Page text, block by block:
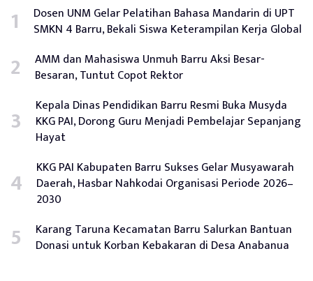
Dosen UNM Gelar Pelatihan Bahasa Mandarin di UPT
SMKN 4 Barru, Bekali Siswa Keterampilan Kerja Global
AMM dan Mahasiswa Unmuh Barru Aksi Besar-
Besaran, Tuntut Copot Rektor
Kepala Dinas Pendidikan Barru Resmi Buka Musyda
KKG PAI, Dorong Guru Menjadi Pembelajar Sepanjang
Hayat
KKG PAI Kabupaten Barru Sukses Gelar Musyawarah
Daerah, Hasbar Nahkodai Organisasi Periode 2026–
2030
Karang Taruna Kecamatan Barru Salurkan Bantuan
Donasi untuk Korban Kebakaran di Desa Anabanua